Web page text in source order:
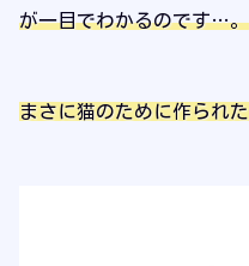
が一目でわかるのです…。
まさに猫のために作られた